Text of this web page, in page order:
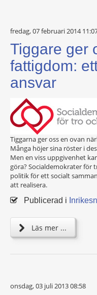
fredag, 07 februari 2014
Tiggare ger
fattigdom:
ansvar
Tiggarna ger oss en ovan
Många höjer sina röster i
Men en viss uppgivenhet
göra? Socialdemokrater för
politik för ett socialt
att realisera.
Publicerad i
Läs mer ...
onsdag, 03 juli 2013 08:58